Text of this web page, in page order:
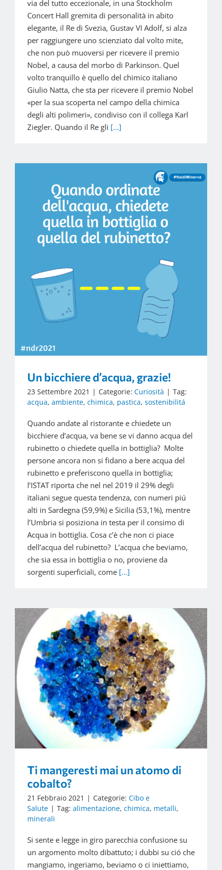
via del tutto eccezionale, in una Stockholm
Concert Hall gremita di personalità in abito
elegante, il Re di Svezia, Gustav VI Adolf, si alza
per raggiungere uno scienziato dal volto mite,
che non può muoversi per ricevere il premio
Nobel, a causa del morbo di Parkinson. Quel
volto tranquillo è quello del chimico italiano
Giulio Natta, che sta per ricevere il premio Nobel
«per la sua scoperta nel campo della chimica
degli alti polimeri», condiviso con il collega Karl
Ziegler. Quando il Re gli [...]
Un bicchiere d’acqua, grazie!
23 Settembre 2021 | Categorie: Curiosità | Tag:
acqua, ambiente, chimica, pastica, sostenibilitá
Quando andate al ristorante e chiedete un
bicchiere d’acqua, va bene se vi danno acqua del
rubinetto o chiedete quella in bottiglia? Molte
persone ancora non si fidano a bere acqua del
rubinetto e preferiscono quella in bottiglia;
l’ISTAT riporta che nel nel 2019 il 29% degli
italiani segue questa tendenza, con numeri piú
alti in Sardegna (59,9%) e Sicilia (53,1%), mentre
l’Umbria si posiziona in testa per il consimo di
Acqua in bottiglia. Cosa c’è che non ci piace
dell’acqua del rubinetto? L’acqua che beviamo,
che sia essa in bottiglia o no, proviene da
sorgenti superficiali, come [...]
Ti mangeresti mai un atomo di
cobalto?
21 Febbraio 2021 | Categorie: Cibo e
Salute | Tag: alimentazione, chimica, metalli,
minerali
Si sente e legge in giro parecchia confusione su
un argomento molto dibattuto; i dubbi su ció che
mangiamo, ingeriamo, beviamo o ci iniettiamo,